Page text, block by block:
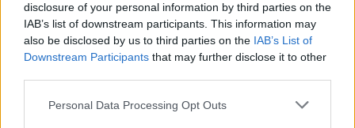
disclosure of your personal information by third parties on the
IAB’s list of downstream participants. This information may
also be disclosed by us to third parties on the IAB’s List of
Downstream Participants that may further disclose it to other
Personal Data Processing Opt Outs
A
R O
S
O ato de desmontar do cavalo:
A
P E A
R
Caixa grande para roupas e objetos: